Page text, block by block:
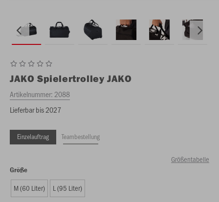
JAKO Spielertrolley JAKO
Artikelnummer: 2088
Lieferbar bis 2027
Einzelauftrag Teambestellung
Größentabelle
Größe
M (60 Liter) L (95 Liter)